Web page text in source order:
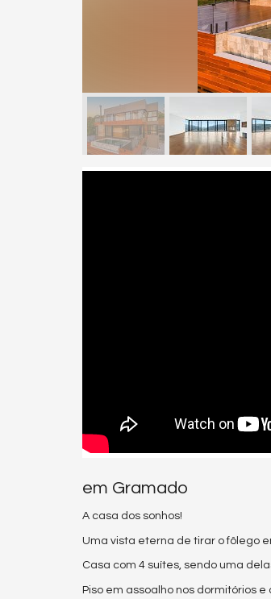
em Gramado
A casa dos sonhos!
Uma vista eterna de tirar o fôlego
Casa com 4 suítes, sendo uma
Piso em assoalho nos dormitórios